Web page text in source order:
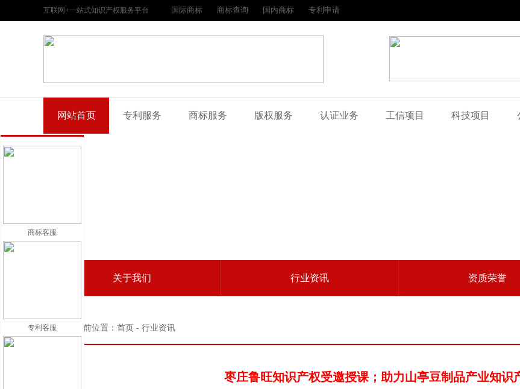
互联网+一站式知识产权服务平台 国际商标 商标查询 国内商标 专利申请
网站首页 专利服务 商标服务 版权服务 认证业务 工信项目 科技项目
关于我们 行业资讯 资质荣誉
当前位置：首页 - 行业资讯
枣庄鲁旺知识产权受邀授课；助力山亭豆制品产业知识
商标客服
专利客服